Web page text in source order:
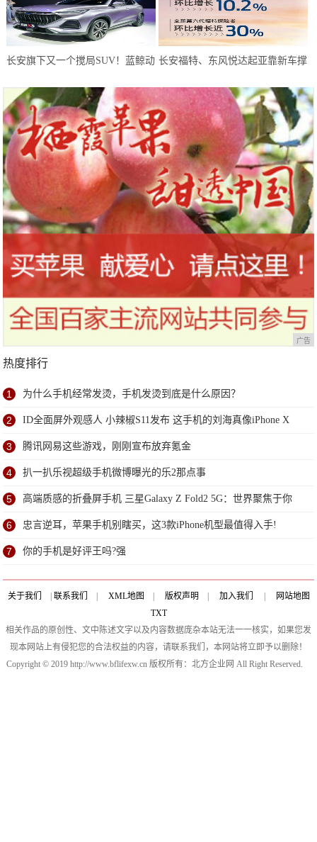
长安旗下又一个搅局SUV！蓝鲸动 长安福特、东风悦达起亚靠新车撑
广告
热度排行
1 为什么手机经常发烫，手机发烫到底是什么原因？
2 ID全面屏外观感人 小辣椒S11发布 这手机的刘海真像iPhone X
3 腾讯网易这些游戏，刚刚宣布放弃氪金
4 扒一扒乐视超级手机微博曝光的乐2那点事
5 高端质感的折叠屏手机 三星Galaxy Z Fold2 5G：世界聚焦于你
6 忠言逆耳，苹果手机别瞎买，这3款iPhone机型最值得入手!
7 你的手机是好评王吗?强
关于我们 联系我们 XML地图 版权声明 加入我们
网站地图
TXT
相关作品的原创性、文中陈述文字以及内容数据庞杂本站无法一一核实，如果您发
现本网站上有侵犯您的合法权益的内容，请联系我们，本网站将立即予以删除！
Copyright © 2019 http://www.bflifexw.cn 版权所有：北方企业网 All Right Reserved.